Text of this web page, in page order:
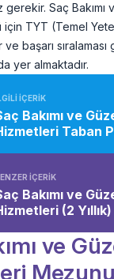
Saç Bakımı
için TYT (Temel
ve başarı
yer almaktadır.
İÇERİK
Bakımı ve
Taban
İÇERİK
Bakımı ve
(2
ve